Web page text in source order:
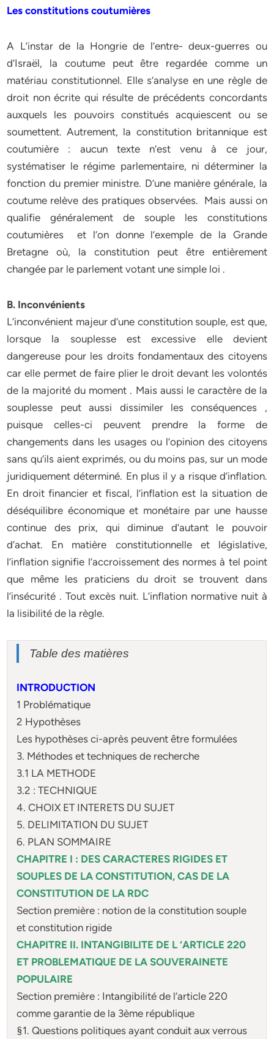
Les constitutions coutumières
A L’instar de la Hongrie de l’entre- deux-guerres ou
d’Israël, la coutume peut être regardée comme un
matériau constitutionnel. Elle s’analyse en une règle de
droit non écrite qui résulte de précédents concordants
auxquels les pouvoirs constitués acquiescent ou se
soumettent. Autrement, la constitution britannique est
coutumière : aucun texte n’est venu à ce jour,
systématiser le régime parlementaire, ni déterminer la
fonction du premier ministre. D’une manière générale, la
coutume relève des pratiques observées. Mais aussi on
qualifie généralement de souple les constitutions
coutumières et l’on donne l’exemple de la Grande
Bretagne où, la constitution peut être entièrement
changée par le parlement votant une simple loi .
B. Inconvénients
L’inconvénient majeur d’une constitution souple, est que,
lorsque la souplesse est excessive elle devient
dangereuse pour les droits fondamentaux des citoyens
car elle permet de faire plier le droit devant les volontés
de la majorité du moment . Mais aussi le caractère de la
souplesse peut aussi dissimiler les conséquences ,
puisque celles-ci peuvent prendre la forme de
changements dans les usages ou l’opinion des citoyens
sans qu’ils aient exprimés, ou du moins pas, sur un mode
juridiquement déterminé. En plus il y a risque d’inflation.
En droit financier et fiscal, l’inflation est la situation de
déséquilibre économique et monétaire par une hausse
continue des prix, qui diminue d’autant le pouvoir
d’achat. En matière constitutionnelle et législative,
l’inflation signifie l’accroissement des normes à tel point
que même les praticiens du droit se trouvent dans
l’insécurité . Tout excès nuit. L’inflation normative nuit à
la lisibilité de la règle.
Table des matières
INTRODUCTION
1 Problématique
2 Hypothèses
Les hypothèses ci-après peuvent être formulées
3. Méthodes et techniques de recherche
3.1 LA METHODE
3.2 : TECHNIQUE
4. CHOIX ET INTERETS DU SUJET
5. DELIMITATION DU SUJET
6. PLAN SOMMAIRE
CHAPITRE I : DES CARACTERES RIGIDES ET
SOUPLES DE LA CONSTITUTION, CAS DE LA
CONSTITUTION DE LA RDC
Section première : notion de la constitution souple
et constitution rigide
CHAPITRE II. INTANGIBILITE DE L ‘ARTICLE 220
ET PROBLEMATIQUE DE LA SOUVERAINETE
POPULAIRE
Section première : Intangibilité de l’article 220
comme garantie de la 3ème république
§1. Questions politiques ayant conduit aux verrous